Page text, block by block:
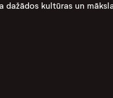
dažādos kultūras un